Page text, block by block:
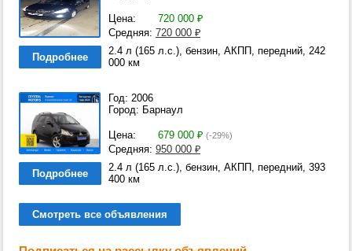
Цена: 720 000 ₽
Средняя: 720 000 ₽
Подробнее
2.4 л (165 л.с.), бензин, АКПП, передний, 242
000 км
Год: 2006
Город: Барнаул
Цена: 679 000 ₽ (-29%)
Средняя: 950 000 ₽
Подробнее
2.4 л (165 л.с.), бензин, АКПП, передний, 393
400 км
Смотреть все объявления